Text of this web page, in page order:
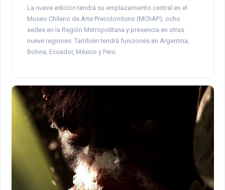
La nueva edición tendrá su emplazamiento central en el
Museo Chileno de Arte Precolombino (MChAP), ocho
sedes en la Región Metropolitana y presencia en otras
nueve regiones. También tendrá funciones en Argentina,
Bolivia, Ecuador, México y Perú.